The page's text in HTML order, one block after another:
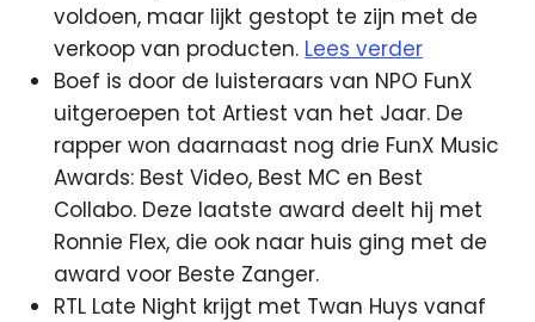
voldoen, maar lijkt gestopt te zijn met de
verkoop van producten. Lees verder
Boef is door de luisteraars van NPO FunX
uitgeroepen tot Artiest van het Jaar. De
rapper won daarnaast nog drie FunX Music
Awards: Best Video, Best MC en Best
Collabo. Deze laatste award deelt hij met
Ronnie Flex, die ook naar huis ging met de
award voor Beste Zanger.
RTL Late Night krijgt met Twan Huys vanaf